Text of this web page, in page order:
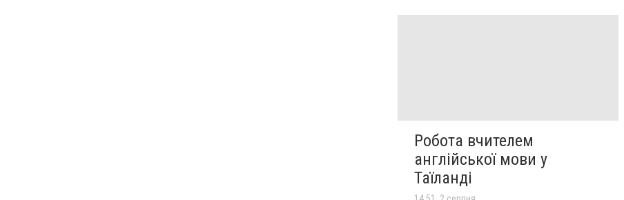
Робота вчителем
англійської мови у
Таїланді